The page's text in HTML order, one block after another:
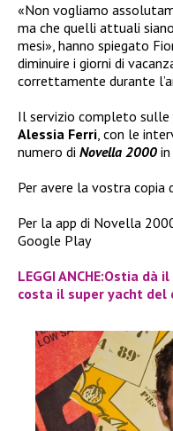
«Non vogliamo
ma che quelli attuali
mesi», hanno spiegato
diminuire i giorni di
correttamente durante
Il servizio completo sulle
Alessia Ferri, con le
numero di Novella 2000
Per avere la vostra copia
Per la app di Novella
Google Play
LEGGI ANCHE:Ostia
costa il super yacht del